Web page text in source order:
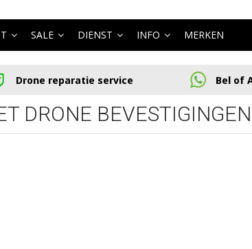
SALE DIENST INFO MERKEN
Drone reparatie service Bel of
DRONE